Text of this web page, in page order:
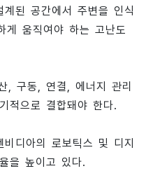
된 공간에서 주변을 인식
게 움직여야 하는 고난도
, 구동, 연결, 에너지 관리
적으로 결합돼야 한다.
디아의 로보틱스 및 디지
을 높이고 있다.